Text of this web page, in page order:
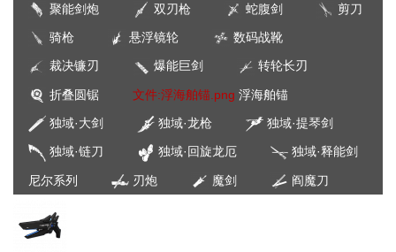
聚能剑炮 双刃枪 蛇腹剑 剪刀
骑枪 悬浮镜轮 数码战靴
裁决镰刃 爆能巨剑 转轮长刃
折叠圆锯 文件:浮海舶锚.png 浮海舶锚
独域·大剑 独域·龙枪 独域·提琴剑
独域·链刀 独域·回旋龙厄 独域·释能剑
尼尔系列 刃炮 魔剑 阎魔刀